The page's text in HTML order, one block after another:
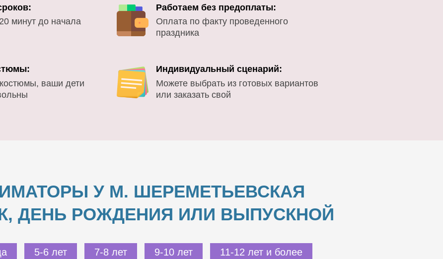
минут до начала
Работаем без предоплаты:
Оплата по факту проведенного
праздника
ваши дети
Индивидуальный сценарий:
Можете выбрать из готовых вариантов
или заказать свой
У М. ШЕРЕМЕТЬЕВСКАЯ
ДЕНЬ РОЖДЕНИЯ ИЛИ ВЫПУСКНОЙ
5-6 лет 7-8 лет 9-10 лет 11-12 лет и более